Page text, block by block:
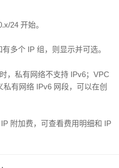
24开始。
有多个 IP组，则显示并可选。
，私有网络不支持 IPv6；VPC
有网络 IPv6 网段，可以在创
附加费，可查看费用明细和 IP